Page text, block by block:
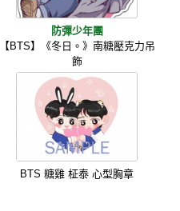
防彈少年團
【BTS】《冬日。》南糖壓克力吊
飾
BTS 糖雞 柾泰 心型胸章